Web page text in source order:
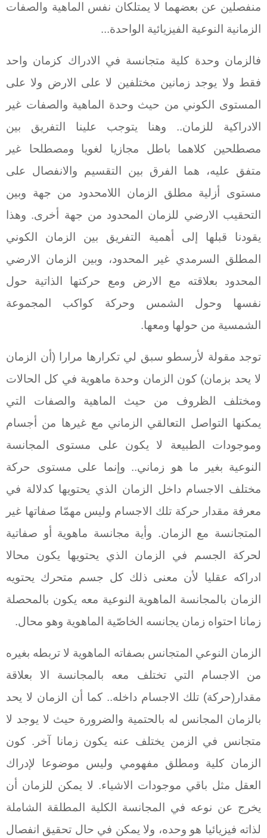
منفصلين عن بعضهما لا يمتلكان نفس الماهية والصفات
الزمانية النوعية الفيزيائية الواحدة...
فالزمان وحدة كلية متجانسة في الادراك كزمان واحد
فقط ولا يوجد زمانين مختلفين لا على الارض ولا على
المستوى الكوني من حيث وحدة الماهية والصفات غير
الادراكية للزمان.. وهنا يتوجب علينا التفريق بين
مصطلحين كلاهما باطل مجازيا لغويا ومصطلحا غير
متفق عليه، هما الفرق بين التقسيم والانفصال على
مستوى أزلية مطلق الزمان اللامحدود من جهة وبين
التحقيب الارضي للزمان المحدود من جهة أخرى. وهذا
يقودنا قبلها إلى أهمية التفريق بين الزمان الكوني
المطلق السرمدي غير المحدود، وبين الزمان الارضي
المحدود بعلاقته مع الارض ومع حركتها الذاتية حول
نفسها وحول الشمس وحركة كواكب المجموعة
الشمسية من حولها ومعها.
توجد مقولة لأرسطو سبق لي تكرارها مرارا (أن الزمان
لا يحد بزمان) كون الزمان وحدة ماهوية في كل الحالات
ومختلف الظروف من حيث الماهية والصفات التي
يمكنها التواصل التعالقي الزماني مع غيرها من أجسام
وموجودات الطبيعة لا يكون على مستوى المجانسة
النوعية بغير ما هو زماني.. وإنما على مستوى حركة
مختلف الاجسام داخل الزمان الذي يحتويها كدلالة في
معرفة مقدار حركة تلك الاجسام وليس مهمّا صفاتها غير
المتجانسة مع الزمان. وأية مجانسة ماهوية أو صفاتية
لحركة الجسم في الزمان الذي يحتويها يكون محالا
ادراكه عقليا لأن معنى ذلك كل جسم متحرك يحتويه
الزمان بالمجانسة الماهوية النوعية معه يكون بالمحصلة
زمانا احتواه زمان يجانسه الخاصّية الماهوية وهو محال.
الزمان النوعي المتجانس بصفاته الماهوية لا تربطه بغيره
من الاجسام التي تختلف معه بالمجانسة الا بعلاقة
مقدار(حركة) تلك الاجسام داخله.. كما أن الزمان لا يحد
بالزمان المجانس له بالحتمية والضرورة حيث لا يوجد لا
متجانس في الزمن يختلف عنه يكون زمانا آخر. كون
الزمان كلية ومطلق مفهومي وليس موضوعا لإدراك
العقل مثل باقي موجودات الاشياء. لا يمكن للزمان أن
يخرج عن نوعه في المجانسة الكلية المطلقة الشاملة
لذاته فيزيائيا هو وحده، ولا يمكن في حال تحقيق انفصال